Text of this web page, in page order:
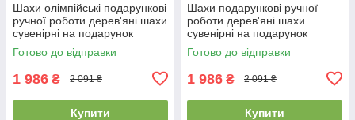
Шахи олімпійські подарункові
ручної роботи дерев'яні шахи
сувенірні на подарунок
MADON OLYMPIC (30x30см)
Готово до відправки
1 986 ₴ 2 091 ₴
Купити
Шахи подарункові ручної
роботи дерев'яні шахи
сувенірні на подарунок
інтарсія MADON ROYAL MAXI
(31x31см)
Готово до відправки
1 986 ₴ 2 091 ₴
Купити